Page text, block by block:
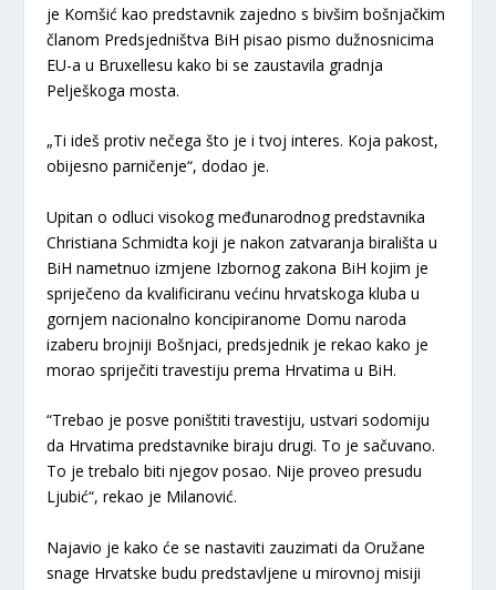
je Komšić kao predstavnik zajedno s bivšim bošnjačkim
članom Predsjedništva BiH pisao pismo dužnosnicima
EU-a u Bruxellesu kako bi se zaustavila gradnja
Pelješkoga mosta.
„Ti ideš protiv nečega što je i tvoj interes. Koja pakost,
obijesno parničenje“, dodao je.
Upitan o odluci visokog međunarodnog predstavnika
Christiana Schmidta koji je nakon zatvaranja birališta u
BiH nametnuo izmjene Izbornog zakona BiH kojim je
spriječeno da kvalificiranu većinu hrvatskoga kluba u
gornjem nacionalno koncipiranome Domu naroda
izaberu brojniji Bošnjaci, predsjednik je rekao kako je
morao spriječiti travestiju prema Hrvatima u BiH.
“Trebao je posve poništiti travestiju, ustvari sodomiju
da Hrvatima predstavnike biraju drugi. To je sačuvano.
To je trebalo biti njegov posao. Nije proveo presudu
Ljubić“, rekao je Milanović.
Najavio je kako će se nastaviti zauzimati da Oružane
snage Hrvatske budu predstavljene u mirovnoj misiji